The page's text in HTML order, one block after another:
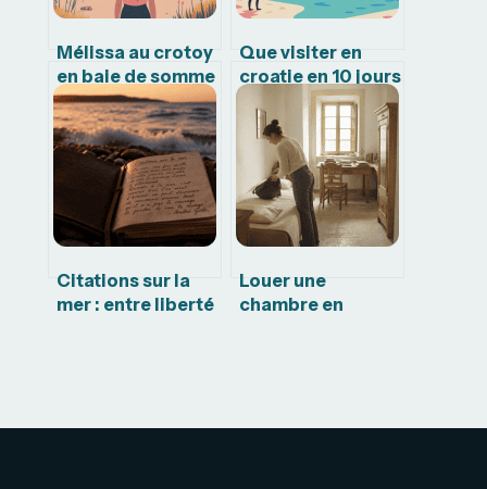
Mélissa au crotoy
en baie de somme
: ce qu’il faut
vraiment savoir
Que visiter en
croatie en 10 jours
pour un voyage
inoubliable
Citations sur la
mer : entre liberté
Louer une
chambre en